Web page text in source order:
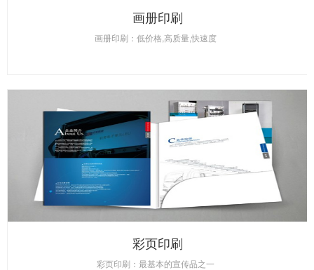
画册印刷
画册印刷：低价格,高质量,快速度
彩页印刷
彩页印刷：最基本的宣传品之一